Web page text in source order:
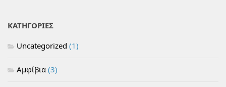
ΚΑΤΗΓΟΡΙΕΣ
Uncategorized (1)
Αμφίβια (3)